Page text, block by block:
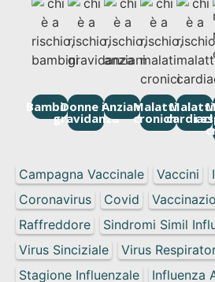
Campagna Vaccinale Vaccini
Coronavirus
Covid
Raffreddore
Sindromi Simil
Virus Sinciziale
Virus
Stagione Influenzale
Influenza
BambiniDonne in
gravidanza
AnzianiMalattie
croniche